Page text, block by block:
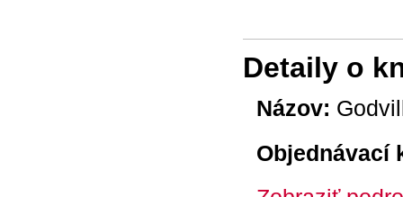
Detaily o
Názov:
Objednávací